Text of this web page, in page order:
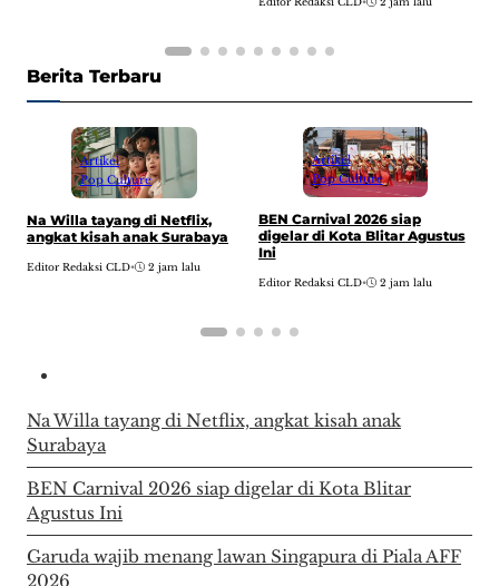
Berita Terbaru
Artikel
Pop Culture
Na Willa tayang di Netflix,
angkat kisah anak Surabaya
Editor Redaksi CLD• 2 jam lalu
Artikel
Pop Culture
BEN Carnival 2026 siap
digelar di Kota Blitar Agustus
Ini
Editor Redaksi CLD• 2 jam lalu
Na Willa tayang di Netflix, angkat kisah anak
Surabaya
BEN Carnival 2026 siap digelar di Kota Blitar
Agustus Ini
Garuda wajib menang lawan Singapura di Piala AFF
2026